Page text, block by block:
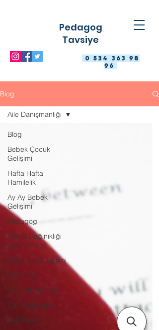
0 534 363 98
96
Pedagog
Tavsiye
Blog
Blog
Bebek Çocuk
Gelişimi
Hafta Hafta
Hamilelik
Ay Ay Bebek
Gelişimi
Pedagog
Dikkat Dağınıklığı
Hiperaktivite
Anne-Baba Eğitimi
Dil Gelişimi
Çocuk Psikolojisi
Çocuk Gelişimi
Kekemelik
Aile Danışmanlığı